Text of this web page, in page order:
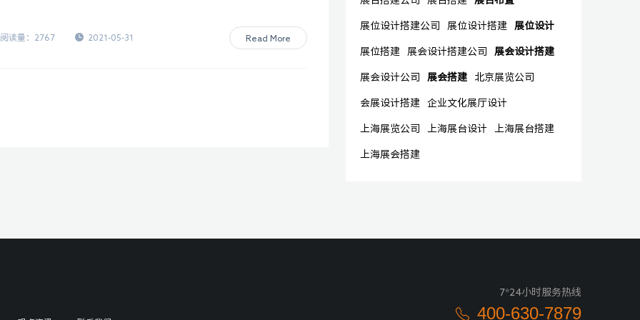
阅读量：2767 2021-05-31 Read More
展位设计搭建公司 展位设计搭建 展位设计
展位搭建 展会设计搭建公司 展会设计搭建
展会设计公司 展会搭建 北京展览公司
会展设计搭建 企业文化展厅设计
上海展览公司 上海展台设计 上海展台搭建
上海展会搭建
7*24小时服务热线
400-630-7879